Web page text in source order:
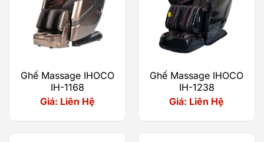
cơ thể thông minh (Body Scanning), điều khiển
giọng nói tiếng Việt, màn hình cảm ứng LCD,
massage nhiệt hồng ngoại, massage không trọng
lực, hệ thống massage chân chuyên sâu cùng 24
không đơn thuần là một chiếc ghế massage mà
còn là người bạn đồng hành chăm sóc sức khỏe
Ghế Massage IHOCO
IH-1168
Giá: Liên Hệ
Ghế Massage IHOCO
IH-1238
Giá: Liên Hệ